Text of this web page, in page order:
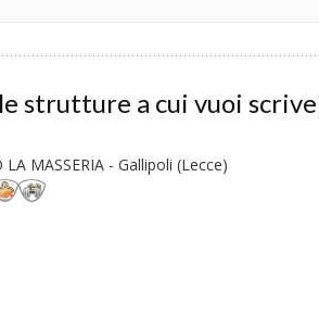
strutture a cui vuoi
LA MASSERIA - Gallipoli (Lecce)